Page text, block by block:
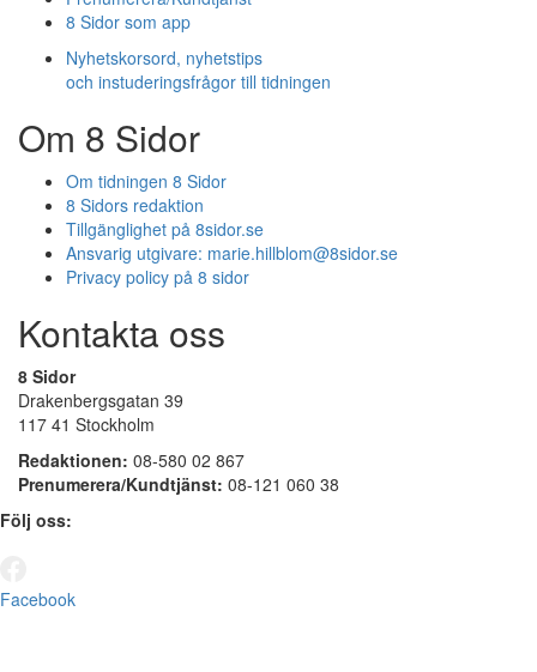
8 Sidor som app
Nyhetskorsord, nyhetstips
och instuderingsfrågor till tidningen
Om 8 Sidor
Om tidningen 8 Sidor
8 Sidors redaktion
Tillgänglighet på 8sidor.se
Ansvarig utgivare: marie.hillblom@8sidor.se
Privacy policy på 8 sidor
Kontakta oss
8 Sidor
Drakenbergsgatan 39
117 41 Stockholm
Redaktionen: 08-580 02 867
Prenumerera/Kundtjänst: 08-121 060 38
Följ oss:
Facebook